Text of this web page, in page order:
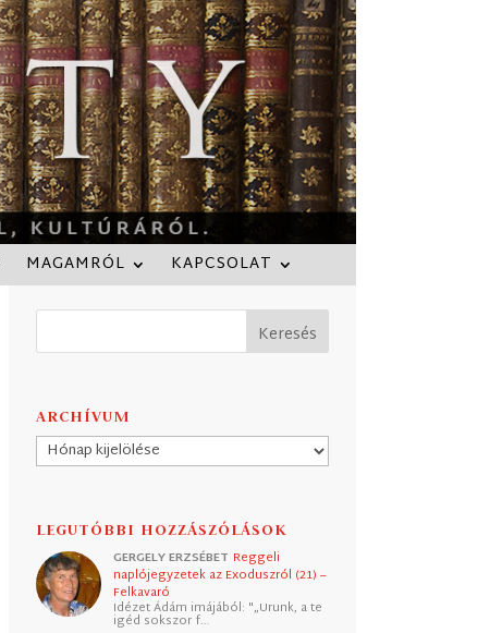
MAGAMRÓL KAPCSOLAT
ARCHÍVUM
Archívum
LEGUTÓBBI HOZZÁSZÓLÁSOK
GERGELY ERZSÉBET Reggeli
naplójegyzetek az Exoduszról (21) –
Felkavaró
Idézet Ádám imájából: "„Urunk, a te
igéd sokszor f…